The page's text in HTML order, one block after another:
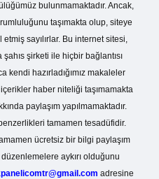
bulunmamaktadır. Ancak,
taşımakta olup, siteye
sayılırlar. Bu internet sitesi,
şirketi ile hiçbir bağlantısı
kendi hazırladığımız makaleler
haber niteliği taşımamakta
paylaşım yapılmamaktadır.
tamamen tesadüfidir.
ücretsiz bir bilgi paylaşım
aykırı olduğunu
adresine